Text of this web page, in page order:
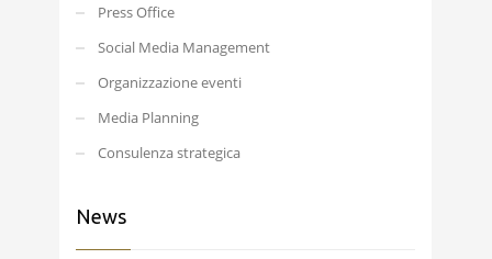
Press Office
Social Media Management
Organizzazione eventi
Media Planning
Consulenza strategica
News